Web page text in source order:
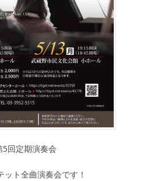
5回定期演奏会
ット全曲演奏会です！